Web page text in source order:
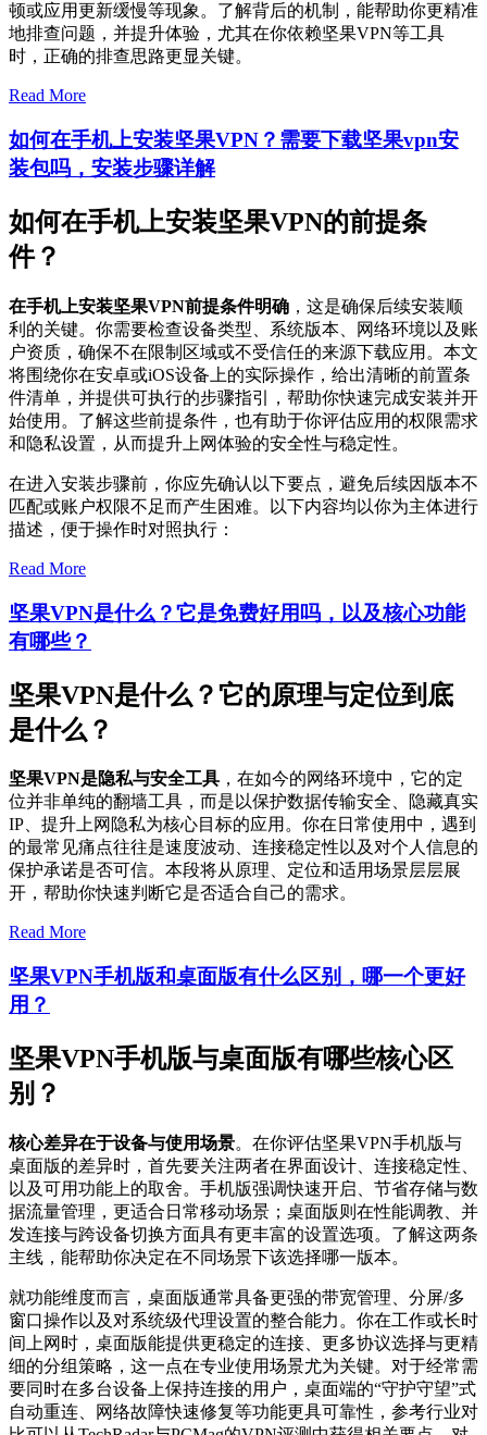
顿或应用更新缓慢等现象。了解背后的机制，能帮助你更精准
地排查问题，并提升体验，尤其在你依赖坚果VPN等工具
时，正确的排查思路更显关键。
Read More
如何在手机上安装坚果VPN？需要下载坚果vpn安
装包吗，安装步骤详解
如何在手机上安装坚果VPN的前提条
件？
在手机上安装坚果VPN前提条件明确 ，这是确保后续安装顺
利的关键。你需要检查设备类型、系统版本、网络环境以及账
户资质，确保不在限制区域或不受信任的来源下载应用。本文
将围绕你在安卓或iOS设备上的实际操作，给出清晰的前置条
件清单，并提供可执行的步骤指引，帮助你快速完成安装并开
始使用。了解这些前提条件，也有助于你评估应用的权限需求
和隐私设置，从而提升上网体验的安全性与稳定性。
在进入安装步骤前，你应先确认以下要点，避免后续因版本不
匹配或账户权限不足而产生困难。以下内容均以你为主体进行
描述，便于操作时对照执行：
Read More
坚果VPN是什么？它是免费好用吗，以及核心功能
有哪些？
坚果VPN是什么？它的原理与定位到底
是什么？
坚果VPN是隐私与安全工具 ，在如今的网络环境中，它的定
位并非单纯的翻墙工具，而是以保护数据传输安全、隐藏真实
IP、提升上网隐私为核心目标的应用。你在日常使用中，遇到
的最常见痛点往往是速度波动、连接稳定性以及对个人信息的
保护承诺是否可信。本段将从原理、定位和适用场景层层展
开，帮助你快速判断它是否适合自己的需求。
Read More
坚果VPN手机版和桌面版有什么区别，哪一个更好
用？
坚果VPN手机版与桌面版有哪些核心区
别？
核心差异在于设备与使用场景。在你评估坚果VPN手机版与
桌面版的差异时，首先要关注两者在界面设计、连接稳定性、
以及可用功能上的取舍。手机版强调快速开启、节省存储与数
据流量管理，更适合日常移动场景；桌面版则在性能调教、并
发连接与跨设备切换方面具有更丰富的设置选项。了解这两条
主线，能帮助你决定在不同场景下该选择哪一版本。
就功能维度而言，桌面版通常具备更强的带宽管理、分屏/多
窗口操作以及对系统级代理设置的整合能力。你在工作或长时
间上网时，桌面版能提供更稳定的连接、更多协议选择与更精
细的分组策略，这一点在专业使用场景尤为关键。对于经常需
要同时在多台设备上保持连接的用户，桌面端的“守护守望”式
自动重连、网络故障快速修复等功能更具可靠性，参考行业对